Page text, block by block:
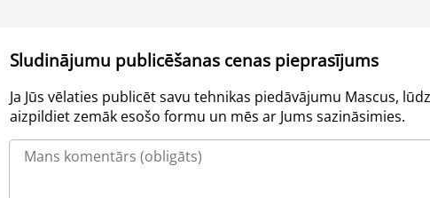
Sludinājumu publicēšanas cenas pieprasījums
Ja Jūs vēlaties publicēt savu tehnikas piedāvājumu Mascus,
aizpildiet zemāk esošo formu un mēs ar Jums sazināsimies.